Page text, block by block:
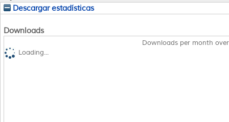
Descargar estadísticas
Downloads
Downloads per month
Loading...